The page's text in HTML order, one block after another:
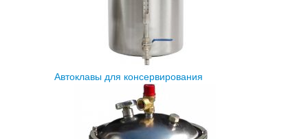
Автоклавы для консервирования